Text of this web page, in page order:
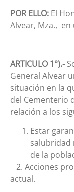
POR ELLO: El
Alvear, Mza.,
ARTICULO 1°).-
General Alvear
situación en la
del Cementerio
relación a los
Estar
salubridad
de la
2. Acciones
actual.